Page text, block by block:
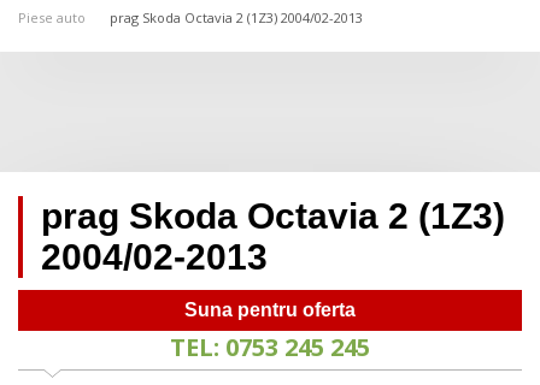
Piese auto prag Skoda Octavia 2 (1Z3) 2004/02-2013
prag Skoda Octavia 2 (1Z3)
2004/02-2013
Suna pentru oferta
TEL: 0753 245 245